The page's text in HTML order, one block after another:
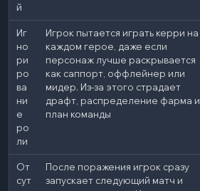
й
Иг
но
ри
ро
ва
ни
е
ро
ли
Игрок пытается играть керри на
каждом герое, даже если
персонаж лучше раскрывается
как саппорт, оффлейнер или
мидер. Из-за этого страдает
драфт, распределение фарма и
план команды
От
сут
После поражения игрок сразу
запускает следующий матч и